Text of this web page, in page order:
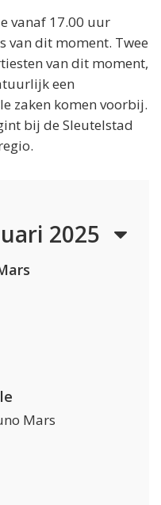
vanaf 17.00 uur
van dit moment. Twee
van dit moment,
een
zaken komen voorbij.
bij de Sleutelstad
2025
Mars